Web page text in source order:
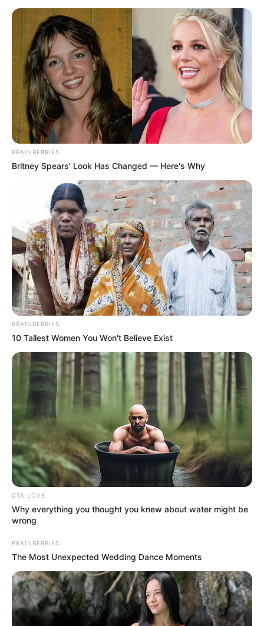
¡Le absorbió la
juventud!La actriz
Altair Jarabo
confiesa…Ver más
BRAINBERRIES
Britney Spears' Look Has Changed — Here's Why
BRAINBERRIES
10 Tallest Women You Won't Believe Exist
CTA LOVE
Why everything you thought you knew about water might be
wrong
BRAINBERRIES
The Most Unexpected Wedding Dance Moments